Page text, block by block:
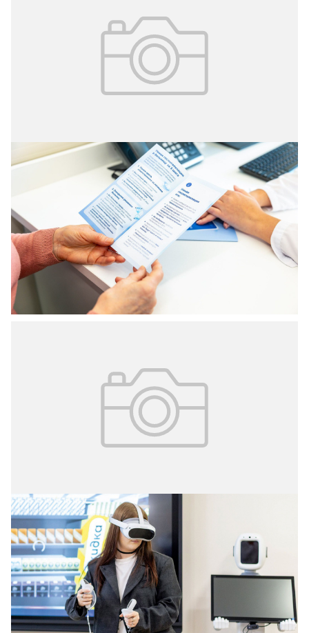
23.03.2026 № 10 (408)
Умная госпитализация
В Москве запустили проект «Умная госпитализация»,
который даёт пациенту возможность самостоятельно
выбирать дату и стационар для планового лечения.
23.03.2026 № 10 (408)
Технологии, которые творят чудеса
Москва создаёт отечественные разработки для
комплексной реабилитации детей с инвалидностью.
О внедряемых проектах рассказала заместитель мэра
Москвы по вопросам социального развития Анастасия